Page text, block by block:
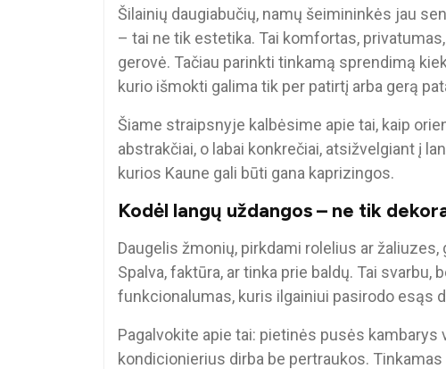
Šilainių daugiabučių, namų šeimininkės jau
– tai ne tik estetika. Tai komfortas,
gerovė. Tačiau parinkti tinkamą sprendimą
kurio išmokti galima tik per patirtį arba gerą
Šiame straipsnyje kalbėsime apie tai, kaip
abstrakčiai, o labai konkrečiai, atsižvelgiant į
kurios Kaune gali būti gana kaprizingos.
Kodėl langų uždangos – ne tik
Daugelis žmonių, pirkdami rolelius ar
Spalva, faktūra, ar tinka prie baldų. Tai
funkcionalumas, kuris ilgainiui pasirodo esąs
Pagalvokite apie tai: pietinės pusės kambarys
kondicionierius dirba be pertraukos.